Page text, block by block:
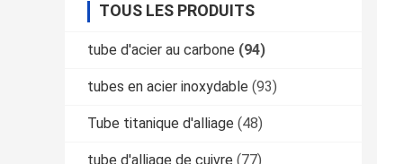
TOUS LES PRODUITS
tube d'acier au carbone (94)
tubes en acier inoxydable (93)
Tube titanique d'alliage (48)
tube d'alliage de cuivre (77)